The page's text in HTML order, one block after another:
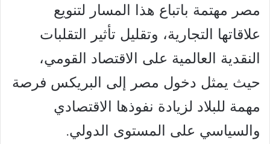
مصر مهتمة باتباع هذا المسار لتنويع
علاقاتها التجارية، وتقليل تأثير التقلبات
النقدية العالمية على الاقتصاد القومي،
حيث يمثل دخول مصر إلى البريكس فرصة
مهمة للبلاد لزيادة نفوذها الاقتصادي
والسياسي على المستوى الدولي.